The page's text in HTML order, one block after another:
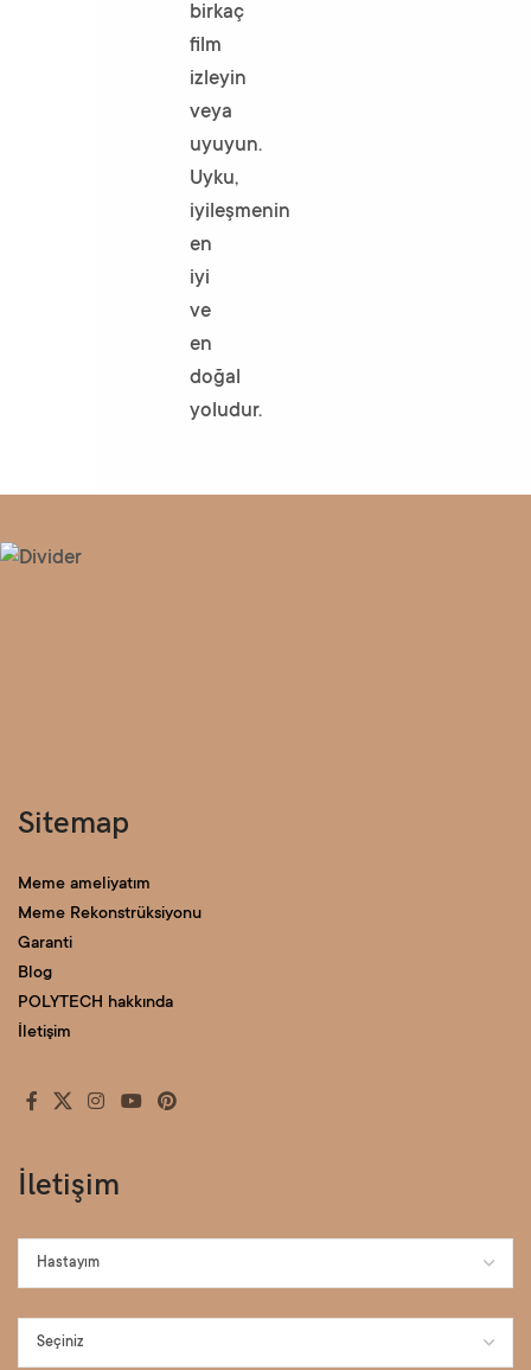
birkaç
film
izleyin
veya
uyuyun.
Uyku,
iyileşmenin
en
iyi
ve
en
doğal
yoludur.
Sitemap
Meme ameliyatım
Meme Rekonstrüksiyonu
Garanti
Blog
POLYTECH hakkında
İletişim
İletişim
Contact
Us